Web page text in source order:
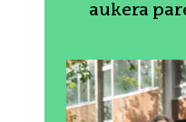
aukera